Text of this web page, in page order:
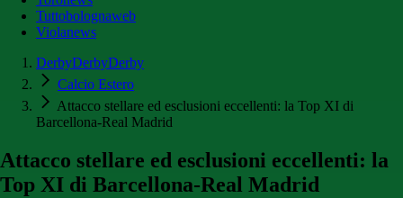
Tuttobolognaweb
Violanews
DerbyDerbyDerby
Calcio Estero
Attacco stellare ed esclusioni eccellenti: la Top XI di
Barcellona-Real Madrid
Attacco stellare ed esclusioni eccellenti: la
Top XI di Barcellona-Real Madrid